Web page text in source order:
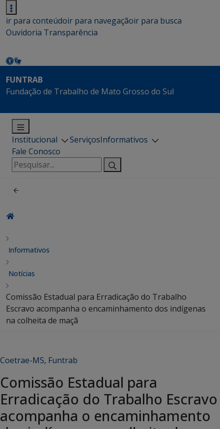
ir para conteúdoir para navegaçãoir para busca
Ouvidoria Transparência
FUNTRAB
Fundação de Trabalho de Mato Grosso do Sul
Institucional ServiçosInformativos
Fale Conosco
Pesquisar
por:
Informativos
Notícias
Comissão Estadual para Erradicação do Trabalho
Escravo acompanha o encaminhamento dos indígenas
na colheita de maçã
Coetrae-MS, Funtrab
Comissão Estadual para
Erradicação do Trabalho Escravo
acompanha o encaminhamento